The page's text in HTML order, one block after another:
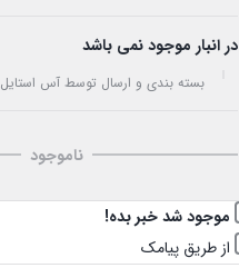
در انبار موجود نمی باشد
بسته بندی و ارسال توسط آس استایل
ناموجود
موجود شد خبر بده!
از طریق پیامک